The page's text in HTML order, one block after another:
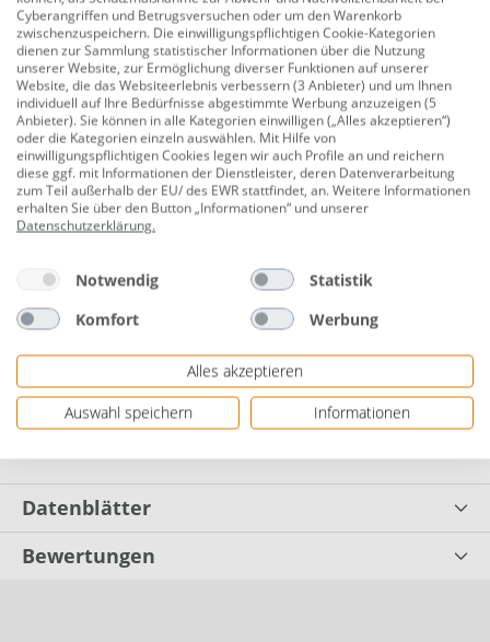
besonders geeignet für Decosa Wand- und
Deckenverkleidung, Rosetten und dekorative
Wandelemente
Verkleben: Die optimale Verklebungstemperatur
liegt zwischen 15 -35 °C.
Entfernen: Die verbleibenden Schaumstoff-
Rückstände mit Hilfe der PET-Verstärkungsfolie
langsam und gleichmäßig in einem Winkel von 90°
bis 135° abziehen. Hinweis: Das Tesa Klebeband ist
einseitig auf der Liner-Seite rückstandsfrei
verwendbar.
Herstellerinformationen: Saarpor Klaus Eckhardt
GmbH Neunkirchen Kunststoffe KG | Krummweg 3-
7 | 66539 Neunkirchen, DEUTSCHLAND | eMail:
info@saarpor.de | Herstellernr. 10130
Datenblätter
Bewertungen
Cyberangriffen und Betrugsversuchen oder um den Warenkorb
zwischenzuspeichern. Die einwilligungspflichtigen Cookie-Kategorien
dienen zur Sammlung statistischer Informationen über die Nutzung
unserer Website, zur Ermöglichung diverser Funktionen auf unserer
Website, die das Websiteerlebnis verbessern (3 Anbieter) und um Ihnen
individuell auf Ihre Bedürfnisse abgestimmte Werbung anzuzeigen (5
Anbieter). Sie können in alle Kategorien einwilligen („Alles akzeptieren“)
oder die Kategorien einzeln auswählen. Mit Hilfe von
einwilligungspflichtigen Cookies legen wir auch Profile an und reichern
diese ggf. mit Informationen der Dienstleister, deren Datenverarbeitung
zum Teil außerhalb der EU/ des EWR stattfindet, an. Weitere Informationen
erhalten Sie über den Button „Informationen“ und unserer
Datenschutzerklärung.
Notwendig
Statistik
Komfort
Werbung
Alles akzeptieren
Auswahl speichern
Informationen